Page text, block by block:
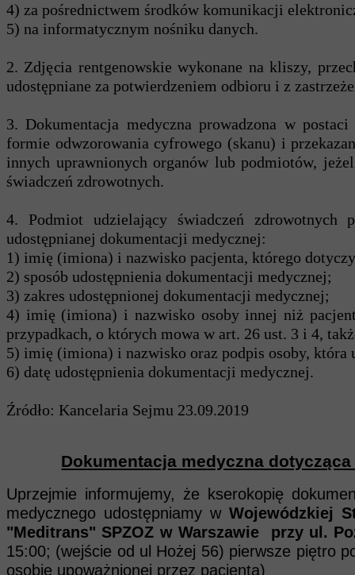
4) za pośrednictwem środków komunikacji
5) na informatycznym nośniku danych.
2. Zdjęcia rentgenowskie wykonane na kliszy,
udostępniane za potwierdzeniem odbioru i z
3. Dokumentacja medyczna prowadzona w
formie odwzorowania cyfrowego (skanu) i
innych uprawnionych organów lub podmiotów,
świadczeń zdrowotnych.
4. Podmiot udzielający świadczeń zdrowotnych
udostępnianej dokumentacji medycznej:
1) imię (imiona) i nazwisko pacjenta, którego
2) sposób udostępnienia dokumentacji medycznej;
3) zakres udostępnionej dokumentacji medycznej;
4) imię (imiona) i nazwisko osoby innej niż
przypadkach, o których mowa w art. 26 ust. 3 i 4,
5) imię (imiona) i nazwisko oraz podpis osoby, która
6) datę udostępnienia dokumentacji medycznej.
Źródło: Kancelaria Sejmu 23.09.2019
Dokumentacja medyczna
Uprzejmie informujemy, że kserokopię
medycznego udostępniamy wWojewódzkiej
"Meditrans" SPZOZ w Warszawie przy ul.
15:00; (wejście od ul Hożej 56) pierwsze piętro
osobie upoważnionej przez pacjenta)